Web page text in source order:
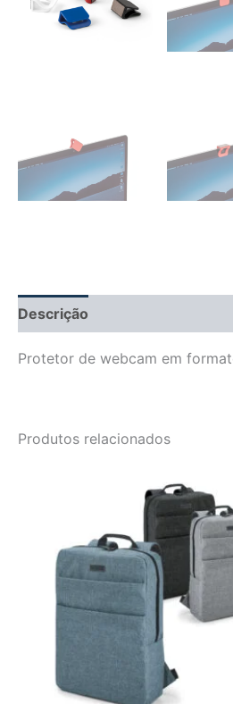
Descrição
Protetor de webcam em
Produtos relacionados